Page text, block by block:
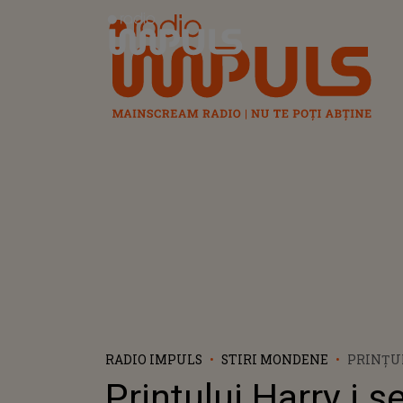
Radio Impuls
RADIO IMPULS STIRI MONDENE